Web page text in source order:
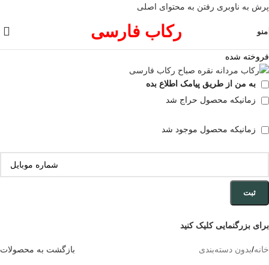
پرش به ناوبری رفتن به محتوای اصلی
منو رکاب فارسی
فروخته شده
به من از طریق پیامک اطلاع بده
زمانیکه محصول حراج شد
زمانیکه محصول موجود شد
ثبت
برای بزرگنمایی کلیک کنید
خانه/بدون دسته‌بندی بازگشت به محصولات